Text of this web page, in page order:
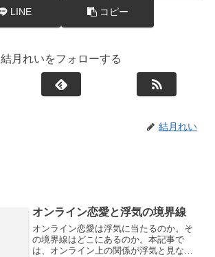
LINE コピー
結月れいをフォローする
結月れい
オンライン恋愛と浮気の境界線
オンライン恋愛は浮気に当たるのか。そ
の境界線はどこにあるのか。本記事で
は、オンライン上の関係が浮気と見なさ